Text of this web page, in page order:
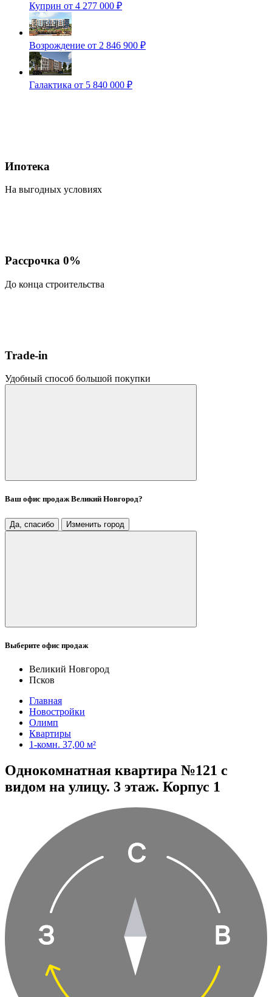
Куприн от 4 277 000 ₽
Возрождение от 2 846 900 ₽
Галактика от 5 840 000 ₽
Ипотека
На выгодных условиях
Рассрочка 0%
До конца строительства
Trade-in
Удобный способ большой покупки
Ваш офис продажВеликий Новгород?
Да, спасибо Изменить город
Выберите офис продаж
Великий Новгород
Псков
Главная
Новостройки
Олимп
Квартиры
1-комн. 37,00 м²
Однокомнатная квартира №121 с
видом на улицу. 3 этаж. Корпус 1